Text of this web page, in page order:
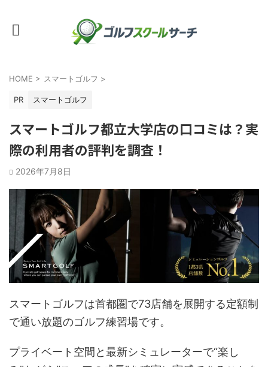
HOME > スマートゴルフ >
PR スマートゴルフ
スマートゴルフ都立大学店の口コミは？実
際の利用者の評判を調査！
2026年7月8日
スマートゴルフは首都圏で73店舗を展開する定額制
で通い放題のゴルフ練習場です。
プライベート空間と最新シミュレーターで“楽し